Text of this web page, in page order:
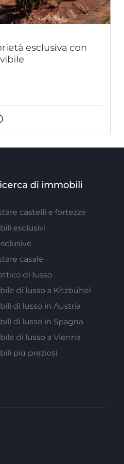
esclusiva con
di immobili
castelli e fortezze
esclusivi
casale
di lusso
di lusso a Kitzbühel
di lusso in Austria
di lusso in Spagna
di lusso a Vienna
più preziosi